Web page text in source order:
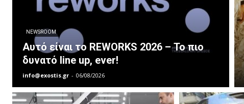
NEWSROOM
Αυτό είναι το REWORKS 2026 – Το πιο
δυνατό line up, ever!
info@exostis.gr - 06/08/2026